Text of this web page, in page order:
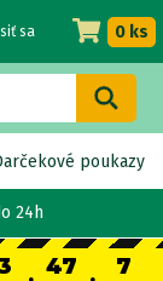
24h
sa 0 ks
poukazy
47 6